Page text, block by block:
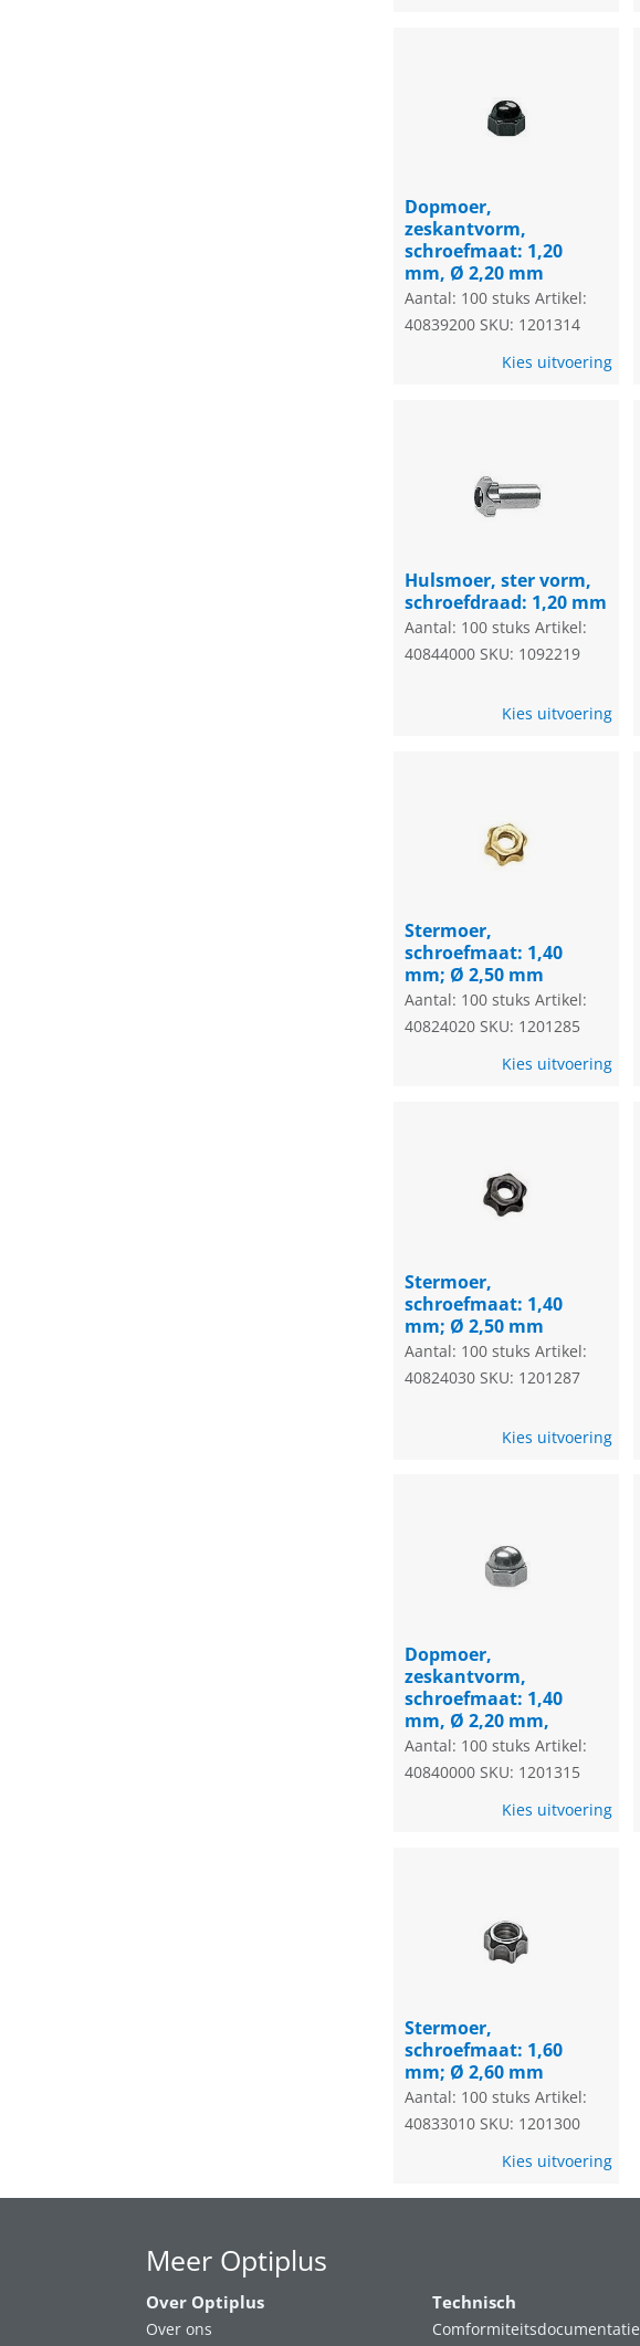
Dopmoer,
zeskantvorm,
schroefmaat: 1,20
mm, Ø 2,20 mm
Aantal: 100 stuks Artikel:
40839200 SKU: 1201314
Kies uitvoering
Hulsmoer, ster vorm,
schroefdraad: 1,20 mm
Aantal: 100 stuks Artikel:
40844000 SKU: 1092219
Kies uitvoering
Stermoer,
schroefmaat: 1,40
mm; Ø 2,50 mm
Aantal: 100 stuks Artikel:
40824020 SKU: 1201285
Kies uitvoering
Stermoer,
schroefmaat: 1,40
mm; Ø 2,50 mm
Aantal: 100 stuks Artikel:
40824030 SKU: 1201287
Kies uitvoering
Dopmoer,
zeskantvorm,
schroefmaat: 1,40
mm, Ø 2,20 mm,
Aantal: 100 stuks Artikel:
40840000 SKU: 1201315
Kies uitvoering
Stermoer,
schroefmaat: 1,60
mm; Ø 2,60 mm
Aantal: 100 stuks Artikel:
40833010 SKU: 1201300
Kies uitvoering
Meer Optiplus
Over Optiplus
Over ons
Technisch
Comformiteitsdocumentatie